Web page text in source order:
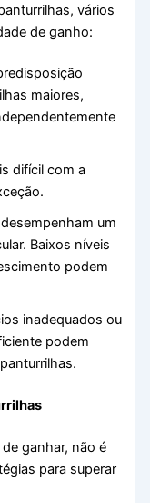
vários
de ganho:
maiores,
difícil com a
um
Baixos níveis
podem
inadequados ou
podem
ganhar, não é
para superar